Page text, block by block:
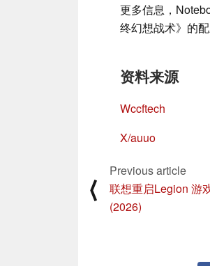
更多信息，
终幻想战术》的
资料来源
Wccftech
X/auuo
⟨
Previous article
联想重启Legion 游
(2026)